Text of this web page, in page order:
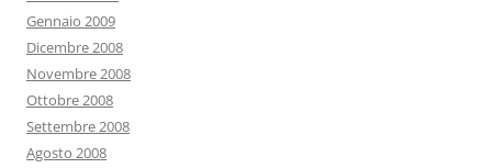
Gennaio 2009
Dicembre 2008
Novembre 2008
Ottobre 2008
Settembre 2008
Agosto 2008